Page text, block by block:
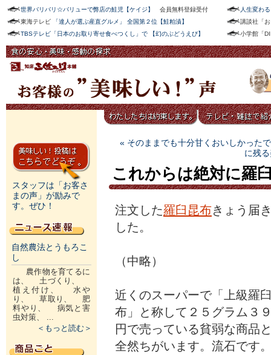
世界バリバリ☆バリューで弊店の鮭児【ケイジ】
会員無料登録受付
東海テレビ
「達人が選ぶ産直グルメ」 全国第２位【鮭粕漬】
TBSテレビ「日本のお取り寄せ食べつくし」で 【幻のぶどうえび】
人生変わ
講談社「
小学館「
« そのままでも十分甘くおいしかった
に残
これからは絶対に羅
注文した羅臼昆布きょう届
した。
（中略）
近くのスーパーで「上級羅
布」と称して２５グラム３
円で売っている貧弱な商品
全然ちがいます。流石です
スタッフは「お客さ
まの声」が励みで
す。ぜひ！
自然農法とうもろこ
し
農作物を育てるに
は、 土づくり、
植え付け、 水や
り、 草取り、 肥
料やり、 病気と害
虫対策、 ...
＜もっと読む＞